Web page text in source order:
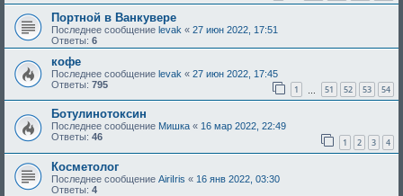
Портной в Ванкувере
Последнее сообщение levak « 27 июн 2022, 17:51
Ответы: 6
кофе
Последнее сообщение levak « 27 июн 2022, 17:45
Ответы: 795 1 51 52 53 54
Ботулинотоксин
Последнее сообщение Мишка « 16 мар 2022, 22:49
Ответы: 46 1 2 3 4
Косметолог
Последнее сообщение AiriIris « 16 янв 2022, 03:30
Ответы: 4